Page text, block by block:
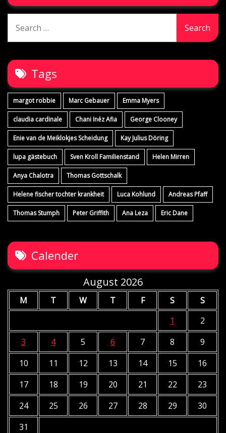
for:
Tags
margot robbie Marc Gebauer Emma Myers
claudia cardinale Chani Inéz Afia George Clooney
Enie van de Meiklokjes Scheidung Kay Julius Döring
lupa gästebuch Sven Kroll Familienstand Helen Mirren
Anya Chalotra Thomas Gottschalk
Helene fischer tochter krankheit Luca Kohlund Andreas Pfaff
Thomas Stumph Peter Griffith Ana Leza Eric Dane
Calender
August 2026
M T W T F S
S
1
2
3
4 5 6 7 8
9
10
11 12 13 14 15
16
17
18 19 20 21 22
23
24
25 26 27 28 29
30
31